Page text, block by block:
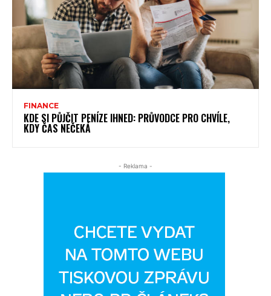
FINANCE
KDE SI PŮJČIT PENÍZE IHNED: PRŮVODCE PRO CHVÍLE,
KDY ČAS NEČEKÁ
- Reklama -